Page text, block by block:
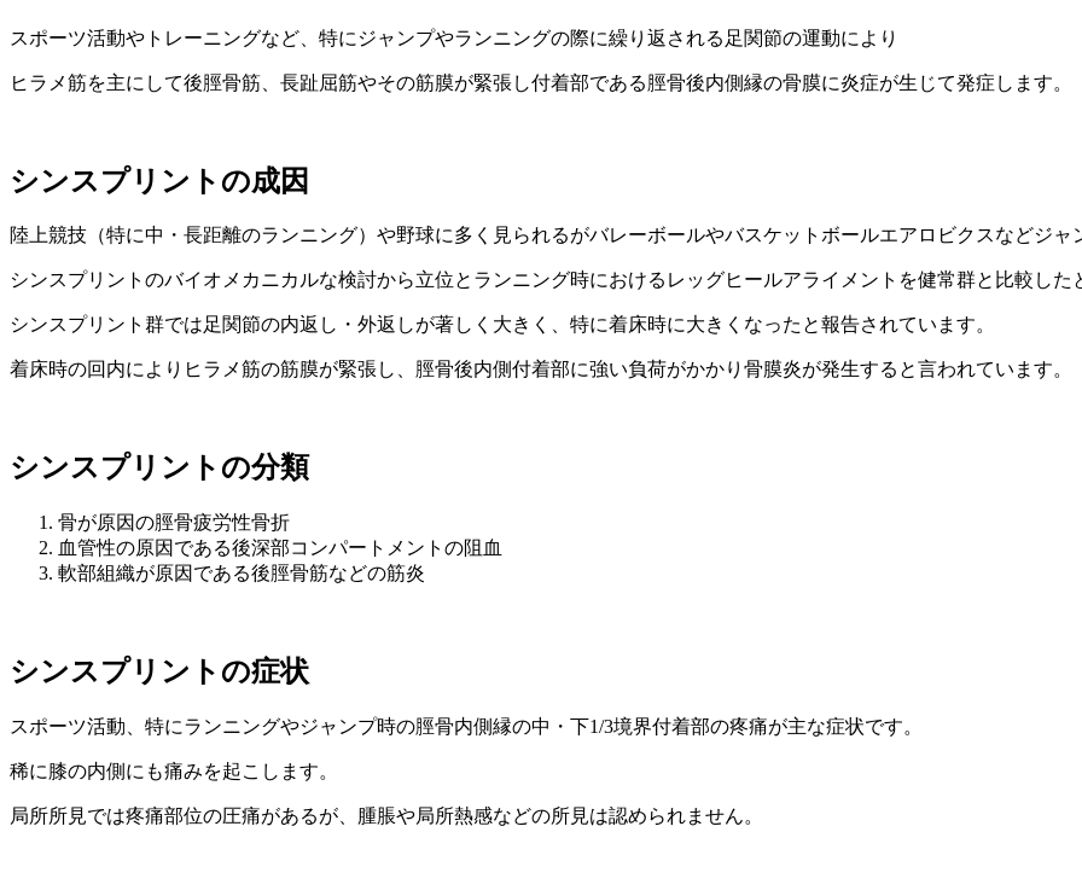
スポーツ活動やトレーニングなど、特にジャンプやランニングの際に繰り返される足関節の運動により
ヒラメ筋を主にして後脛骨筋、長趾屈筋やその筋膜が緊張し付着部である脛骨後内側縁の骨膜に炎症が生じて発症します。
シンスプリントの成因
陸上競技（特に中・長距離のランニング）や野球に多く見られるがバレーボールやバスケットボールエアロビクスなどジャ
シンスプリントのバイオメカニカルな検討から立位とランニング時におけるレッグヒールアライメントを健常群と比較した
シンスプリント群では足関節の内返し・外返しが著しく大きく、特に着床時に大きくなったと報告されています。
着床時の回内によりヒラメ筋の筋膜が緊張し、脛骨後内側付着部に強い負荷がかかり骨膜炎が発生すると言われています。
シンスプリントの分類
骨が原因の脛骨疲労性骨折
血管性の原因である後深部コンパートメントの阻血
軟部組織が原因である後脛骨筋などの筋炎
シンスプリントの症状
スポーツ活動、特にランニングやジャンプ時の脛骨内側縁の中・下1/3境界付着部の疼痛が主な症状です。
稀に膝の内側にも痛みを起こします。
局所所見では疼痛部位の圧痛があるが、腫脹や局所熱感などの所見は認められません。